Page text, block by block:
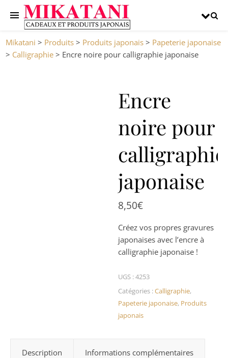
Mikatani > Produits > Produits japonais > Papeterie japonaise
> Calligraphie > Encre noire pour calligraphie japonaise
Encre
noire pour
calligraphie
japonaise
8,50€
Créez vos propres gravures
japonaises avec l’encre à
calligraphie japonaise !
UGS :4253
Catégories :Calligraphie,
Papeterie japonaise, Produits
japonais
Description Informations complémentaires